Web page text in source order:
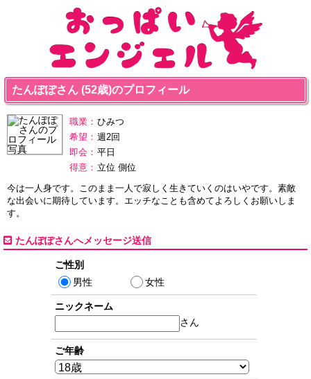
たんぽぽさん (52歳)のプロフィール
職業： ひみつ
希望： 週2回
即会： 平日
得意： 立位 側位
今は一人身です。このまま一人で寂しく生きていくのはいやです。素敵
な出会いに期待しています。エッチなことも含めてよろしくお願いしま
す。
たんぽぽさんへメッセージ送信